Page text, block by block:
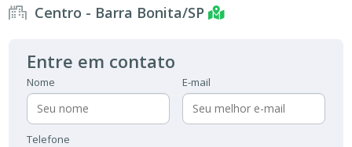
Centro - Barra Bonita/SP
Entre em contato
Nome E-mail
Telefone